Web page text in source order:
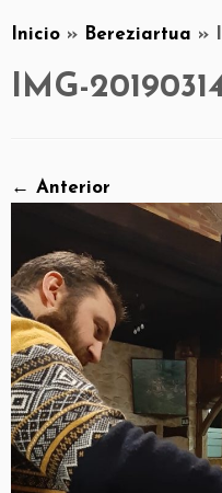
Inicio » Bereziartua »
IMG-
← Anterior